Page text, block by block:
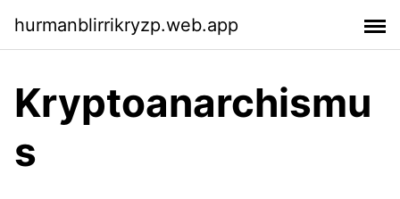
hurmanblirrikryzp.web.app
Kryptoanarchismu
s